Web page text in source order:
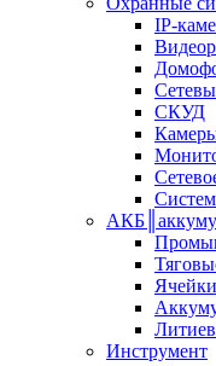
IP-
СКУД
Инструмент